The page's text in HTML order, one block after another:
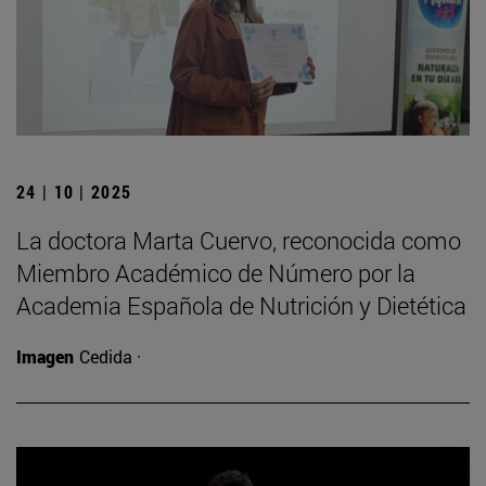
24 | 10 | 2025
La doctora Marta Cuervo, reconocida como
Miembro Académico de Número por la
Academia Española de Nutrición y Dietética
Imagen Cedida ·